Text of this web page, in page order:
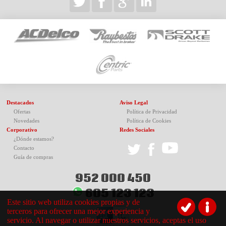
Destacados
Ofertas
Novedades
Corporativo
¿Dónde estamos?
Contacto
Guía de compras
Aviso Legal
Política de Privacidad
Política de Cookies
Redes Sociales
952 000 450
605 123 123
Este sitio web utiliza cookies propias y de
terceros para ofrecer una mejor experiencia y
servicio. Al navegar o utilizar nuestros servicios, aceptas el uso